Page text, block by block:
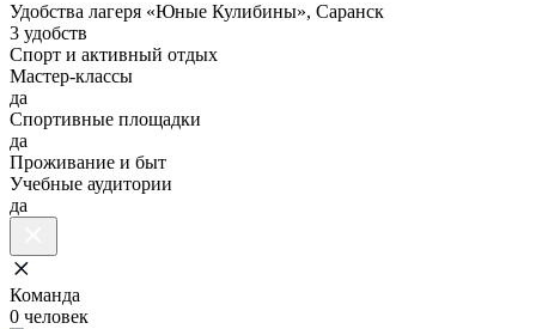
Удобства лагеря «Юные Кулибины», Саранск
3 удобств
Спорт и активный отдых
Мастер-классы
да
Спортивные площадки
да
Проживание и быт
Учебные аудитории
да
Команда
0 человек